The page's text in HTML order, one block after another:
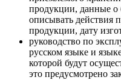
продукции, данные
описывать действия
продукции, дату
руководство по
русском языке и
которой будут
это предусмотрено